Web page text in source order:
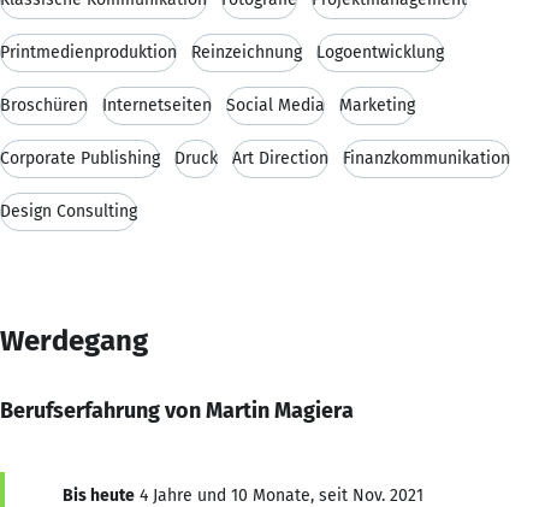
Printmedienproduktion Reinzeichnung Logoentwicklung
Broschüren Internetseiten Social Media Marketing
Corporate Publishing Druck Art Direction Finanzkommunikation
Design Consulting
Werdegang
Berufserfahrung von Martin Magiera
Bis heute 4 Jahre und 10 Monate, seit Nov. 2021